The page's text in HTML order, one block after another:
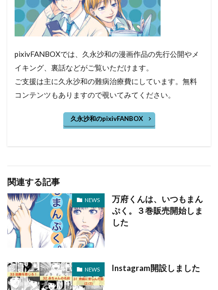
pixivFANBOXでは、久永沙和の漫画作品の先行公開やメ
イキング、裏話などがご覧いただけます。
ご支援は主に久永沙和の難病治療費にしています。無料
コンテンツもありますので覗いてみてください。
久永沙和のpixivFANBOX
関連する記事
NEWS
万府くんは、いつもまん
ぷく。３巻販売開始しま
した
NEWS Instagram開設しました